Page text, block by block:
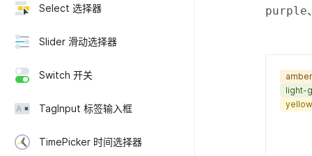
Select 选择器
Slider 滑动选择器
Switch 开关
TagInput 标签输入框
TimePicker 时间选择器
purple
light-